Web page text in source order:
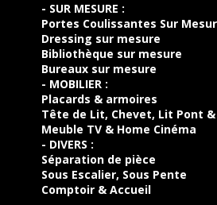
- SUR MESURE :
Portes Coulissantes Sur
Dressing sur mesure
Bibliothèque sur mesure
Bureaux sur mesure
- MOBILIER :
Placards & armoires
Tête de Lit, Chevet, Lit Pont
Meuble TV & Home Cinéma
- DIVERS :
Séparation de pièce
Sous Escalier, Sous Pente
Comptoir & Accueil